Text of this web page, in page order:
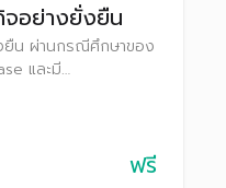
อย่างยั่งยืน
ยืน ผ่านกรณีศึกษาของ
และมี
ลงทุน
ฟรี